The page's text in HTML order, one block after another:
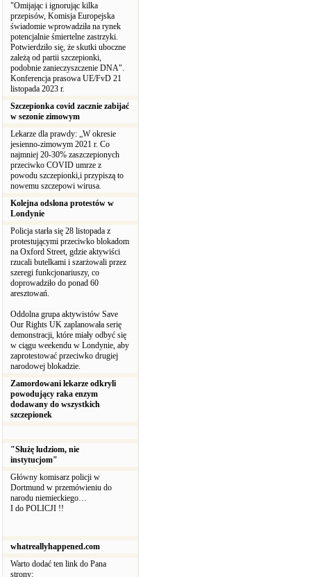
"Omijając i ignorując kilka
przepisów, Komisja Europejska
świadomie wprowadziła na rynek
potencjalnie śmiertelne zastrzyki.
Potwierdziło się, że skutki uboczne
zależą od partii szczepionki,
podobnie zanieczyszczenie DNA".
Konferencja prasowa UE/FvD 21
listopada 2023 r.
Szczepionka covid zacznie zabijać
w sezonie zimowym
Lekarze dla prawdy: „W okresie
jesienno-zimowym 2021 r. Co
najmniej 20-30% zaszczepionych
przeciwko COVID umrze z
powodu szczepionki,i przypiszą to
nowemu szczepowi wirusa.
Kolejna odsłona protestów w
Londynie
Policja starła się 28 listopada z
protestującymi przeciwko blokadom
na Oxford Street, gdzie aktywiści
rzucali butelkami i szarżowali przez
szeregi funkcjonariuszy, co
doprowadziło do ponad 60
aresztowań.
Oddolna grupa aktywistów Save
Our Rights UK zaplanowała serię
demonstracji, które miały odbyć się
w ciągu weekendu w Londynie, aby
zaprotestować przeciwko drugiej
narodowej blokadzie.
Zamordowani lekarze odkryli
powodujący raka enzym
dodawany do wszystkich
szczepionek
"Służę ludziom, nie
instytucjom"
Główny komisarz policji w
Dortmund w przemówieniu do
narodu niemieckiego…
I do POLICJI !!
whatreallyhappened.com
Warto dodać ten link do Pana
strony: